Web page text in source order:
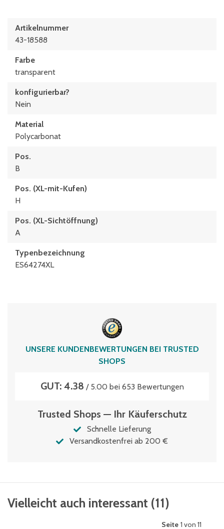
Artikelnummer
43-18588
Farbe
transparent
konfigurierbar?
Nein
Material
Polycarbonat
Pos.
B
Pos. (XL-mit-Kufen)
H
Pos. (XL-Sichtöffnung)
A
Typenbezeichnung
ES64274XL
UNSERE KUNDENBEWERTUNGEN BEI TRUSTED
SHOPS
GUT: 4.38 / 5.00 bei 653 Bewertungen
Trusted Shops — Ihr Käuferschutz
Schnelle Lieferung
Versandkostenfrei ab 200 €
Vielleicht auch interessant (11)
Seite 1 von 11